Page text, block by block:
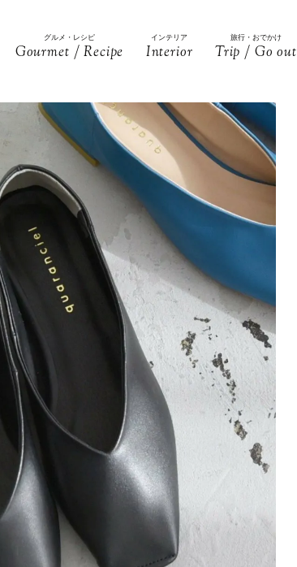
グルメ・レシピ
Gourmet / Recipe
インテリア
Interior
旅行・おでかけ
Trip / Go out